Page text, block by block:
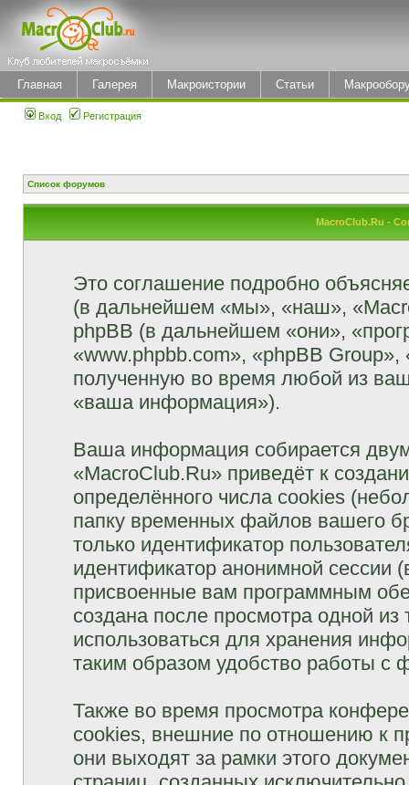
Главная Галерея Макроистории Статьи
Вход Регистрация
Список форумов
MacroClub.Ru -
Это соглашение подробно
(в дальнейшем «мы», «наш»,
phpBB (в дальнейшем «они»,
«www.phpbb.com», «phpBB
полученную во время любой из
«ваша информация»).
Ваша информация собирается
«MacroClub.Ru» приведёт к
определённого числа cookies
папку временных файлов вашего
только идентификатор
идентификатор анонимной сессии
присвоенные вам программным
создана после просмотра одной
использоваться для хранения
таким образом удобство работы с
Также во время просмотра
cookies, внешние по отношению к
они выходят за рамки этого